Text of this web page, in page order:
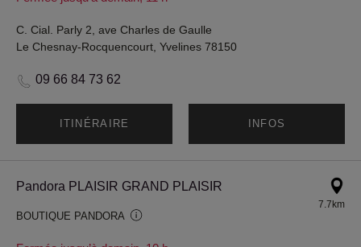
C. Cial. Parly 2, ave Charles de Gaulle
Le Chesnay-Rocquencourt, Yvelines 78150
09 66 84 73 62
ITINÉRAIRE INFOS
Pandora PLAISIR GRAND PLAISIR
BOUTIQUE PANDORA
7.7km